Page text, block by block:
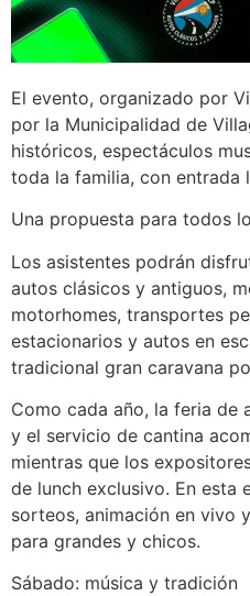
El evento, organizado por
por la Municipalidad de
históricos, espectáculos
toda la familia, con entrada
Una propuesta para todos
Los asistentes podrán
autos clásicos y antiguos,
motorhomes, transportes
estacionarios y autos en
tradicional gran caravana
Como cada año, la feria de
y el servicio de cantina
mientras que los
de lunch exclusivo. En esta
sorteos, animación en vivo
para grandes y chicos.
Sábado: música y tradición